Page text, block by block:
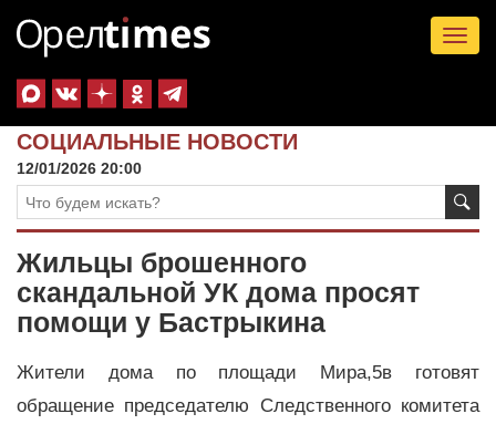
СОЦИАЛЬНЫЕ НОВОСТИ
12/01/2026 20:00
Жильцы брошенного
скандальной УК дома просят
помощи у Бастрыкина
Жители дома по площади Мира,5в готовят
обращение председателю Следственного комитета